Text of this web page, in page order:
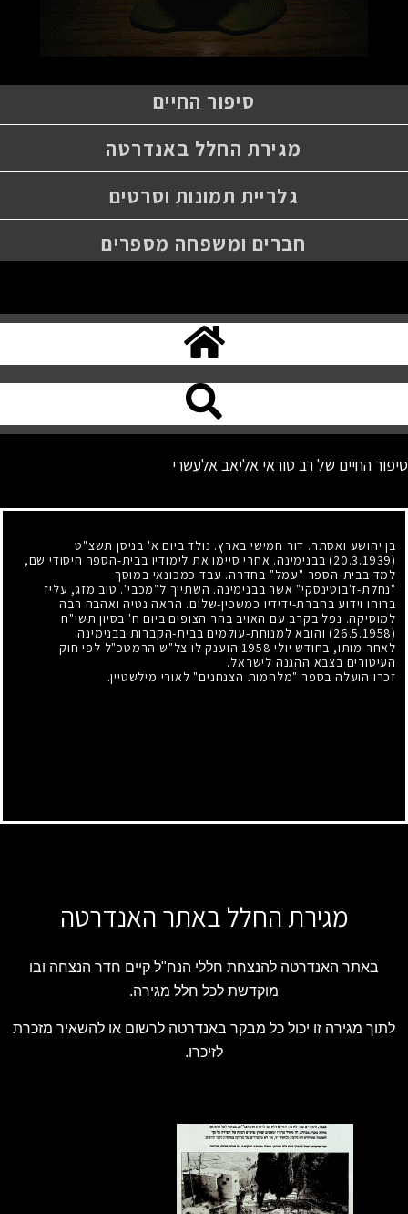
סיפור החיים
מגירת החלל באנדרטה
גלריית תמונות וסרטים
חברים ומשפחה מספרים
סיפור החיים של רב טוראי אליאב אלעשרי
בן יהושע ואסתר. דור חמישי בארץ. נולד ביום א' בניסן תשצ"ט
(20.3.1939)
בבנימינה. אחרי סיימו את לימודיו בבית-הספר היסודי שם,
למד בבית-הספר "עמל" בחדרה. עבד כמכונאי במוסך
"נחלת-ז'בוטינסקי" אשר בבנימינה. השתייך ל"מכבי". טוב מזג, עליז
ברוחו וידוע בחברת-ידידיו כמשכין-שלום. הראה נטיה ואהבה רבה
למוסיקה. נפל בקרב עם האויב בהר הצופים ביום ח' בסיון תשי"ח
(26.5.1958)
והובא למנוחת-עולמים בבית-הקברות בבנימינה.
לאחר מותו, בחודש יולי 1958 הוענק לו צל"ש הרמטכ"ל לפי חוק
העיטורים בצבא ההגנה לישראל.
זכרו הועלה בספר "מלחמות הצנחנים" לאורי מילשטיין.
מגירת החלל באתר האנדרטה
באתר האנדרטה להנצחת חללי הנח"ל קיים חדר הנצחה ובו
מוקדשת לכל חלל מגירה.
לתוך מגירה זו יכול כל מבקר באנדרטה לרשום או להשאיר מזכרת
לזיכרו.